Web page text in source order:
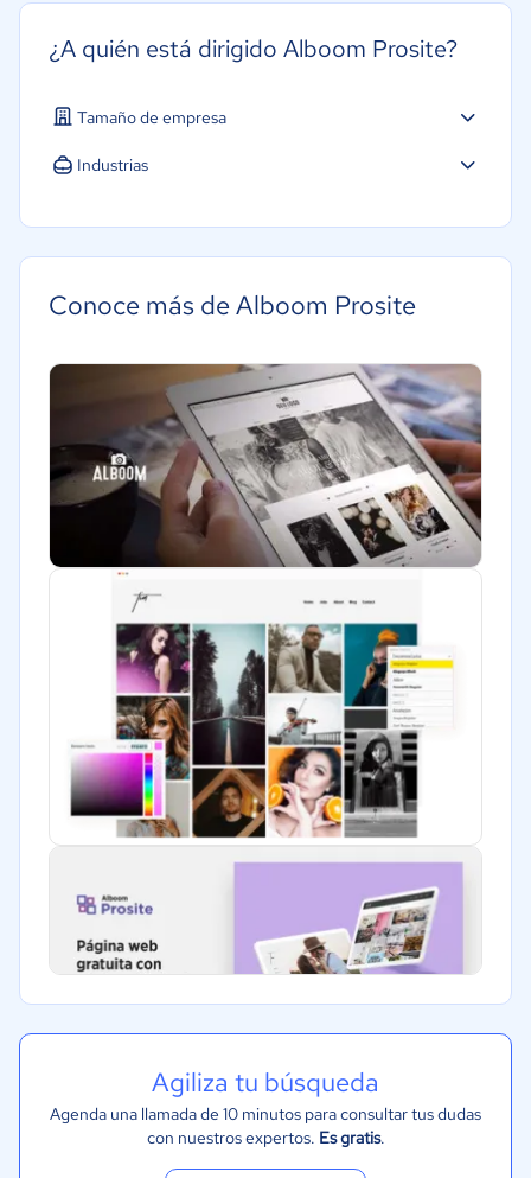
¿A quién está dirigido Alboom Prosite?
Tamaño de empresa
Industrias
Conoce más de Alboom Prosite
Agiliza tu búsqueda
Agenda una llamada de 10 minutos para consultar tus dudas
con nuestros expertos. Es gratis.